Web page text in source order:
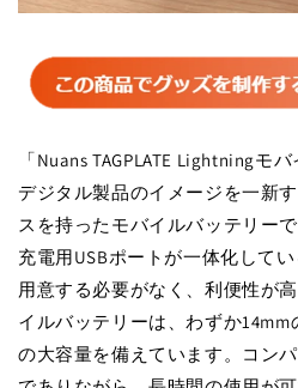
「Nuans TAGPLATE Lightningモ
デジタル製品のイメージを一新
スを持ったモバイルバッテリー
充電用USBポートが一体化して
用意する必要がなく、利便性が
イルバッテリーは、わずか14mm
の大容量を備えています。コン